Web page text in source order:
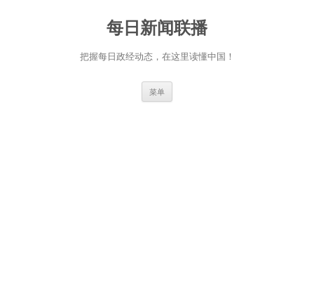
每日新闻联播
把握每日政经动态，在这里读懂中国！
菜单